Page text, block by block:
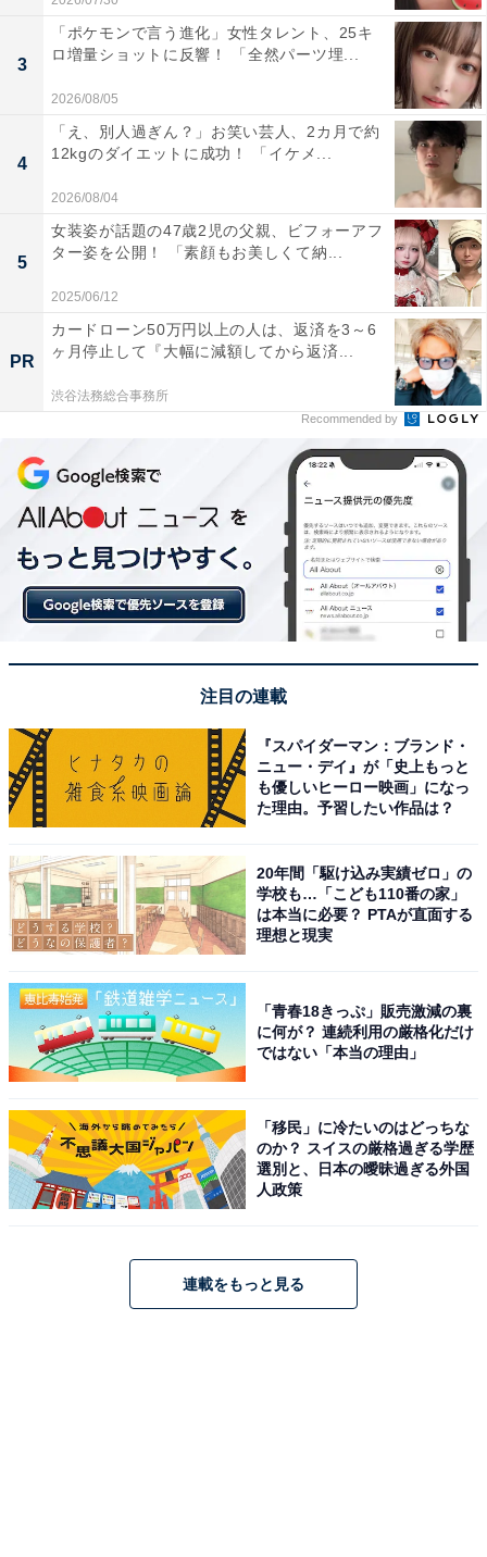
3
「ポケモンで言う進化」女性タレント、25キ
ロ増量ショットに反響！ 「全然パーツ埋...
2026/08/05
4
「え、別人過ぎん？」お笑い芸人、2カ月で約
12kgのダイエットに成功！ 「イケメ...
2026/08/04
5
女装姿が話題の47歳2児の父親、ビフォーアフ
ター姿を公開！ 「素顔もお美しくて納...
2025/06/12
PR
カードローン50万円以上の人は、返済を3～6
ヶ月停止して『大幅に減額してから返済...
渋谷法務総合事務所
Recommended by
注目の連載
『スパイダーマン：ブランド・
ニュー・デイ』が「史上もっと
も優しいヒーロー映画」になっ
た理由。予習したい作品は？
20年間「駆け込み実績ゼロ」の
学校も…「こども110番の家」
は本当に必要？ PTAが直面する
理想と現実
「青春18きっぷ」販売激減の裏
に何が？ 連続利用の厳格化だけ
ではない「本当の理由」
「移民」に冷たいのはどっちな
のか？ スイスの厳格過ぎる学歴
選別と、日本の曖昧過ぎる外国
人政策
連載をもっと見る